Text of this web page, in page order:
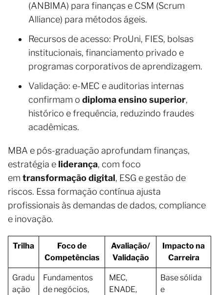
(ANBIMA) para finanças e CSM (Scrum
Alliance) para métodos ágeis.
Recursos de acesso: ProUni, FIES, bolsas
institucionais, financiamento privado e
programas corporativos de aprendizagem.
Validação: e-MEC e auditorias internas
confirmam o diploma ensino superior,
histórico e frequência, reduzindo fraudes
acadêmicas.
MBA e pós-graduação aprofundam finanças,
estratégia e liderança, com foco
em transformação digital, ESG e gestão de
riscos. Essa formação contínua ajusta
profissionais às demandas de dados, compliance
e inovação.
Trilha
Foco de
Competências
Avaliação/
Validação
Impacto na
Carreira
Gradu
ação
Fundamentos
de negócios,
MEC,
ENADE,
Base sólida
e